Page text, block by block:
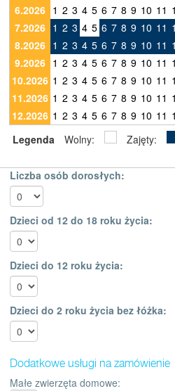
6.2026 1 2 3 4 5 6 7 8 9 10 11
7.2026 1 2 3 4 5 6 7 8 9 10 11
8.2026 1 2 3 4 5 6 7 8 9 10 11
9.2026 1 2 3 4 5 6 7 8 9 10 11
10.2026 1 2 3 4 5 6 7 8 9 10 11
11.2026 1 2 3 4 5 6 7 8 9 10 11
12.2026 1 2 3 4 5 6 7 8 9 10 11
Legenda
Wolny: Zajęty:
Liczba osób dorosłych:
Dzieci od 12 do 18 roku życia:
Dzieci do 12 roku życia:
Dzieci do 2 roku życia bez łóżka:
Dodatkowe usługi na zamówienie
Małe zwierzęta domowe: